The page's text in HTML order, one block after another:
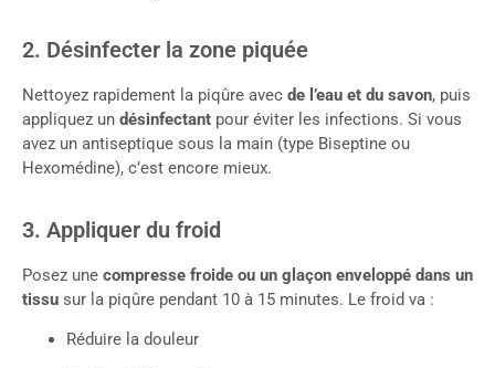
2. Désinfecter la zone piquée
Nettoyez rapidement la piqûre avec de l’eau et du savon, puis
appliquez un désinfectant pour éviter les infections. Si vous
avez un antiseptique sous la main (type Biseptine ou
Hexomédine), c’est encore mieux.
3. Appliquer du froid
Posez une compresse froide ou un glaçon enveloppé dans un
tissu sur la piqûre pendant 10 à 15 minutes. Le froid va :
Réduire la douleur